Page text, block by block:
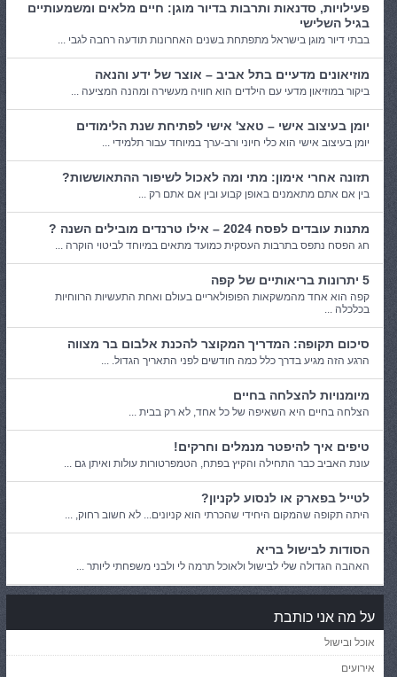
פעילויות, סדנאות ותרבות בדיור מוגן: חיים מלאים ומשמעותיים
בגיל השלישי
בבתי דיור מוגן בישראל מתפתחת בשנים האחרונות תודעה רחבה לגבי ...
מוזיאונים מדעיים בתל אביב – אוצר של ידע והנאה
ביקור במוזיאון מדעי עם הילדים הוא חוויה מעשירה ומהנה המציעה ...
יומן בעיצוב אישי – טאצ' אישי לפתיחת שנת הלימודים
יומן בעיצוב אישי הוא כלי חיוני ורב-ערך במיוחד עבור תלמידי ...
תזונה אחרי אימון: מתי ומה לאכול לשיפור ההתאוששות?
בין אם אתם מתאמנים באופן קבוע ובין אם אתם רק ...
מתנות עובדים לפסח 2024 – אילו טרנדים מובילים השנה ?
חג הפסח נתפס בתרבות העסקית כמועד מתאים במיוחד לביטוי הוקרה ...
5 יתרונות בריאותיים של קפה
קפה הוא אחד מהמשקאות הפופולאריים בעולם ואחת התעשיות הרווחיות
בכלכלה ...
סיכום תקופה: המדריך המקוצר להכנת אלבום בר מצווה
הרגע הזה מגיע בדרך כלל כמה חודשים לפני התאריך הגדול. ...
מיומנויות להצלחה בחיים
הצלחה בחיים היא השאיפה של כל אחד, לא רק בבית ...
טיפים איך להיפטר מנמלים וחרקים!
עונת האביב כבר התחילה והקיץ בפתח, הטמפרטורות עולות ואיתן גם ...
לטייל בפארק או לנסוע לקניון?
היתה תקופה שהמקום היחידי שהכרתי הוא קניונים... לא חשוב רחוק, ...
הסודות לבישול בריא
האהבה הגדולה שלי לבישול ולאוכל תרמה לי ולבני משפחתי ליותר ...
על מה אני כותבת
אוכל ובישול
אירועים